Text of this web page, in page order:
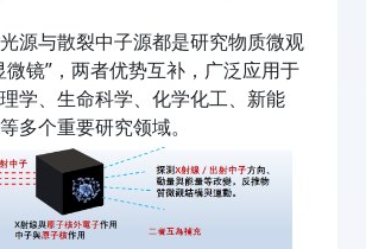
源与散裂中子源都是研究物质微观
微镜”，两者优势互补，广泛应用于
学、生命科学、化学化工、新能
多个重要研究领域。